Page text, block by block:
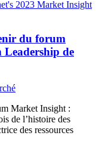
du forum
de
Market Insight :
de l’histoire des
des ressources